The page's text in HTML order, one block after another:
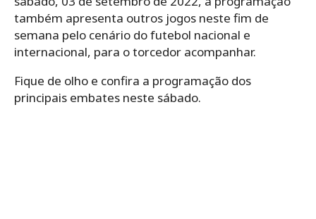
também apresenta outros jogos neste fim de
semana pelo cenário do futebol nacional e
internacional, para o torcedor acompanhar.
Fique de olho e confira a programação dos
principais embates neste sábado.